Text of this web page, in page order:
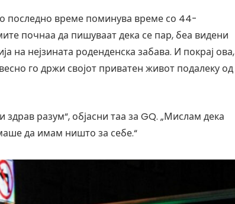
последно време поминува време со 44-
почнаа да пишуваат дека се пар, беа видени
на нејзината роденденска забава. И покрај ова,
го држи својот приватен живот подалеку од
разум“, објасни таа за GQ. „Мислам дека
да имам ништо за себе.“